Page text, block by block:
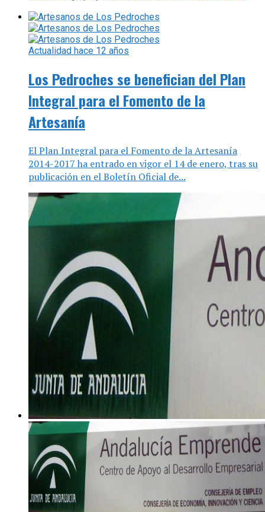
Actualidad hace 12 años
Los Pedroches se benefician del Plan
Integral para el Fomento de la
Artesanía
El Plan Integral para el Fomento de la Artesanía
2014-2017 ha entrado en vigor el 14 de enero, tras su
publicación en el Boletín Oficial de...